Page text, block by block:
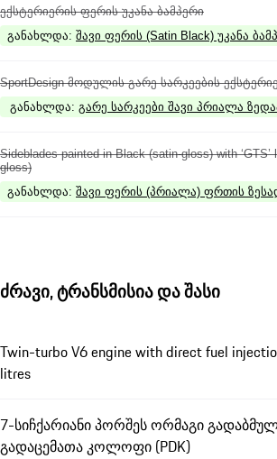
ექსტერიერის ფერის უკანა ბამპერი
განახლდა: შავი ფერის (Satin Black) უკანა
SportDesign მოდულის გარე სარკეების
განახლდა: გარე სარკეები შავი პრიალა
Sideblades painted in Black (satin-gloss) with ‘GTS’
gloss)
განახლდა: შავი ფერის (პრიალა) ფრთის
ძრავი, ტრანსმისია და შასი
Twin-turbo V6 engine with direct fuel
litres
7-სიჩქარიანი პორშეს ორმაგი
გადაცემათა კოლოფი (PDK)